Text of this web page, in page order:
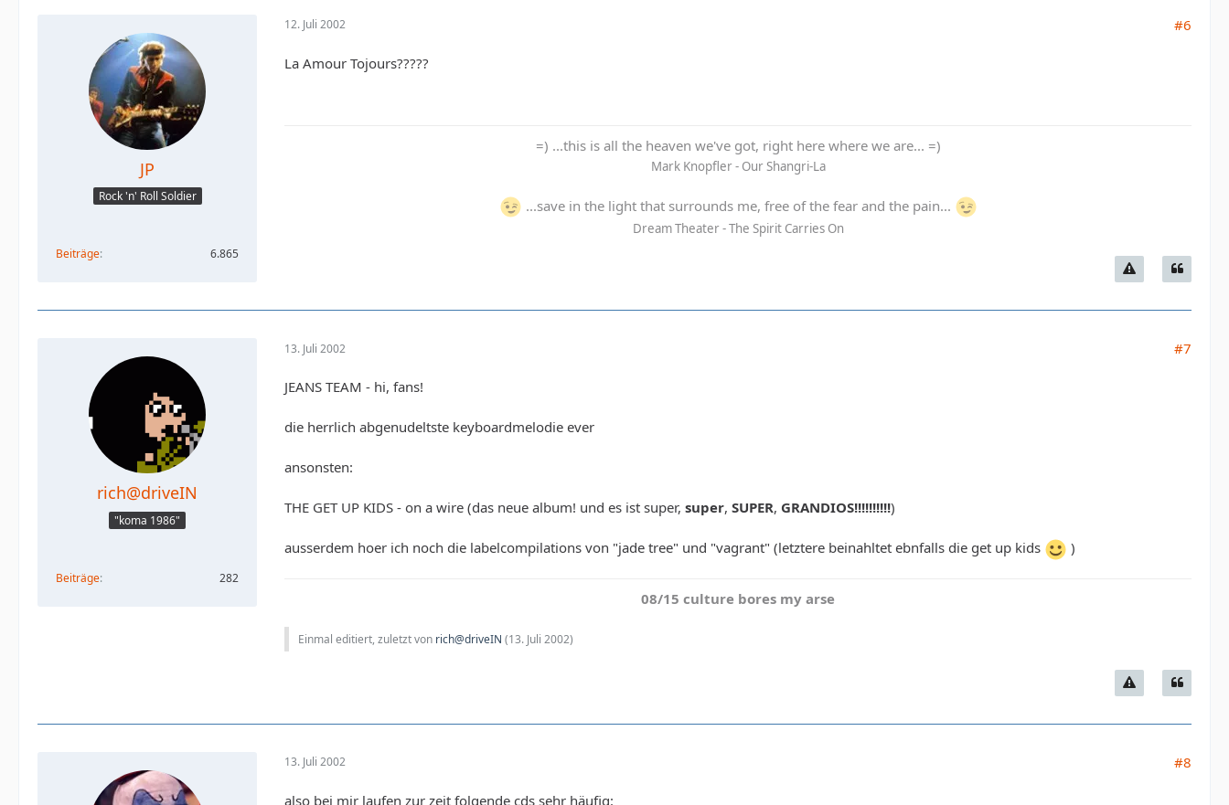
JP
Rock 'n' Roll Soldier
Beiträge 6.865
12. Juli 2002 #6
La Amour Tojours?????
=) ...this is all the heaven we've got, right here where we are... =)
Mark Knopfler - Our Shangri-La
...save in the light that surrounds me, free of the fear and the pain...
Dream Theater - The Spirit Carries On
rich@driveIN
"koma 1986"
Beiträge 282
13. Juli 2002 #7
JEANS TEAM - hi, fans!
die herrlich abgenudeltste keyboardmelodie ever
ansonsten:
THE GET UP KIDS - on a wire (das neue album! und es ist super, super, SUPER, GRANDIOS!!!!!!!!!!)
ausserdem hoer ich noch die labelcompilations von "jade tree" und "vagrant" (letztere beinahltet ebnfalls die get up kids )
08/15 culture bores my arse
Einmal editiert, zuletzt von rich@driveIN (13. Juli 2002)
13. Juli 2002 #8
also bei mir laufen zur zeit folgende cds sehr häufig: